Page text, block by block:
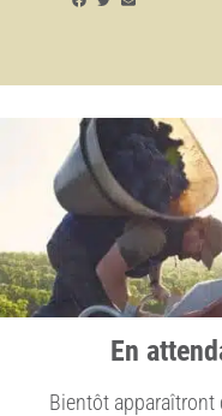
En
Bientôt